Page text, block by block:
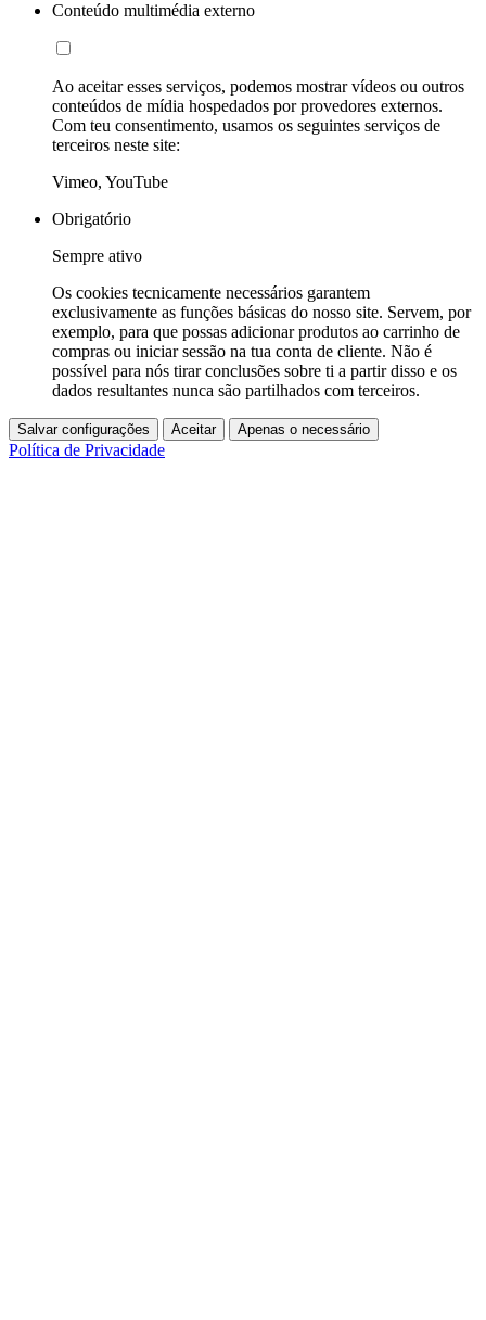
Conteúdo multimédia externo
Ao aceitar esses serviços, podemos mostrar vídeos ou outros
conteúdos de mídia hospedados por provedores externos.
Com teu consentimento, usamos os seguintes serviços de
terceiros neste site:
Vimeo, YouTube
Obrigatório
Sempre ativo
Os cookies tecnicamente necessários garantem
exclusivamente as funções básicas do nosso site. Servem, por
exemplo, para que possas adicionar produtos ao carrinho de
compras ou iniciar sessão na tua conta de cliente. Não é
possível para nós tirar conclusões sobre ti a partir disso e os
dados resultantes nunca são partilhados com terceiros.
Salvar configurações Aceitar Apenas o necessário
Política de Privacidade